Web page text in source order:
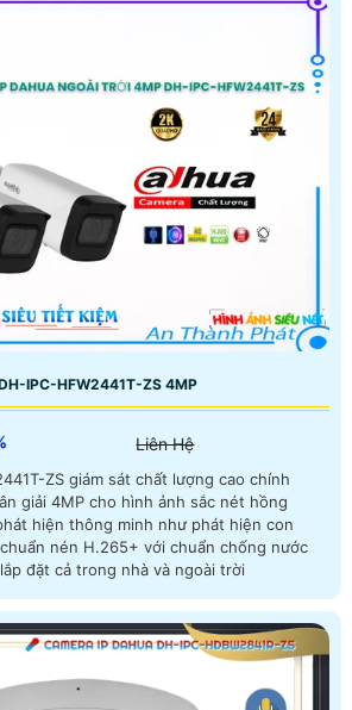
IPC-HFW2441T-ZS 4MP
Liên Hệ
ZS giám sát chất lượng cao chính
giải 4MP cho hình ảnh sắc nét hồng
hiện thông minh như phát hiện con
nén H.265+ với chuẩn chống nước
đặt cả trong nhà và ngoài trời